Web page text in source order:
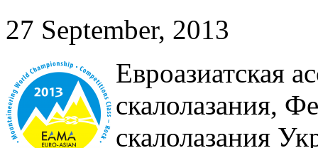
27 September, 2013
Евроазиатская
скалолазания,
скалолазания